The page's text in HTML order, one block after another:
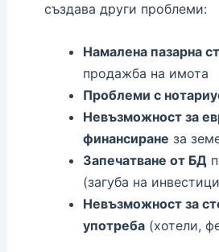
създава други проблеми:
Намалена пазарна
продажба на имота
Проблеми с
Невъзможност за
финансиране за
Запечатване от БД
(загуба на
Невъзможност за
употреба(хотели,